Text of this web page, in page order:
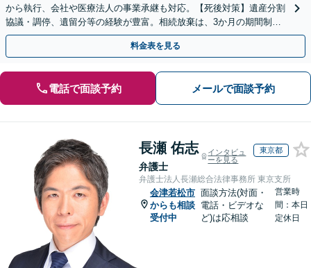
から執行、会社や医療法人の事業承継も対応。【死後対策】遺産分割
協議・調停、遺留分等の経験が豊富。相続放棄は、3か月の期間制限
があるため、お早めにご相談ください。【無料駐車場あり】
料金表を見る
電話で面談予約 メールで面談予約
長瀬 佑志
弁護士
インタビュ
ーを見る
東京都
弁護士法人長瀬総合法律事務所 東京支所
会津若松市
からも相談
受付中
面談方法(対面・
電話・ビデオな
ど)は応相談
営業時
間：本日
定休日